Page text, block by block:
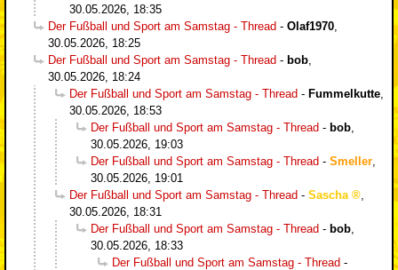
30.05.2026, 18:35
Der Fußball und Sport am Samstag - Thread - Olaf1970
30.05.2026, 18:25
Der Fußball und Sport am Samstag - Thread - bob
30.05.2026, 18:24
Der Fußball und Sport am Samstag - Thread - Fummelkutte
30.05.2026, 18:53
Der Fußball und Sport am Samstag - Thread - bob
30.05.2026, 19:03
Der Fußball und Sport am Samstag - Thread - Smeller
30.05.2026, 19:01
Der Fußball und Sport am Samstag - Thread - Sascha
30.05.2026, 18:31
Der Fußball und Sport am Samstag - Thread - bob
30.05.2026, 18:33
Der Fußball und Sport am Samstag - Thread -